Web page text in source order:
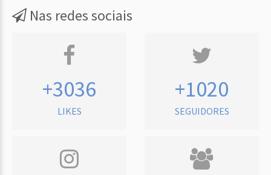
Nas redes sociais
+3036
LIKES
+1020
SEGUIDORES